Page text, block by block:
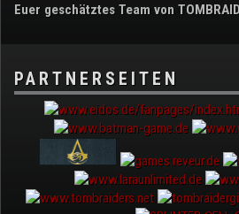
Euer geschätztes Team von
PARTNERSEITEN